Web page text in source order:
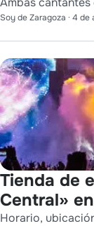
Soy de Zaragoza · 4 de
Tienda de
Central»
Horario,